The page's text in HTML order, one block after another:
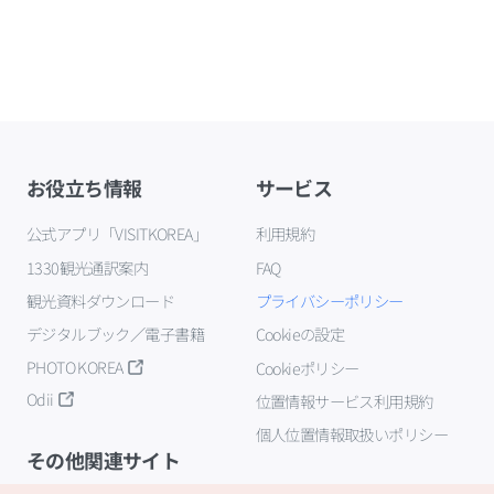
お役立ち情報
公式アプリ「VISITKOREA」
1330観光通訳案内
観光資料ダウンロード
デジタルブック／電子書籍
PHOTO KOREA
Odii
サービス
利用規約
FAQ
プライバシーポリシー
Cookieの設定
Cookieポリシー
位置情報サービス利用規約
個人位置情報取扱いポリシー
その他関連サイト